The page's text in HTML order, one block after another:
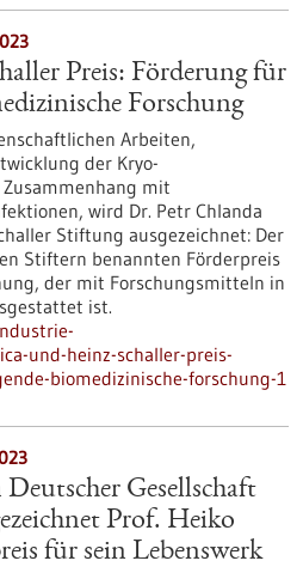
Preis: Förderung für
Forschung
Arbeiten,
der Kryo-
mit
wird Dr. Petr Chlanda
Stiftung ausgezeichnet: Der
Stiftern benannten Förderpreis
der mit Forschungsmitteln in
ist.
und-heinz-schaller-preis-
biomedizinische-forschung-1
Gesellschaft
Prof. Heiko
für sein Lebenswerk